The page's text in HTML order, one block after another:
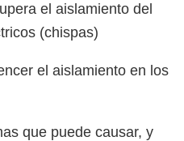
el aislamiento del
(chispas)
el aislamiento en los
que puede causar, y